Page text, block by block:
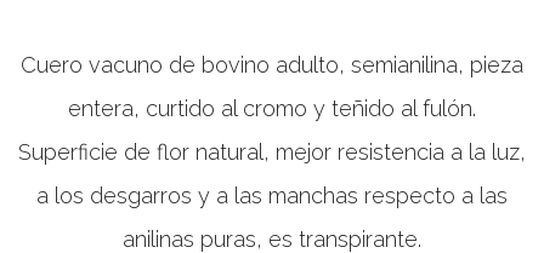
Cuero vacuno de bovino adulto, semianilina, pieza
entera, curtido al cromo y teñido al fulón.
Superficie de flor natural, mejor resistencia a la luz,
a los desgarros y a las manchas respecto a las
anilinas puras, es transpirante.